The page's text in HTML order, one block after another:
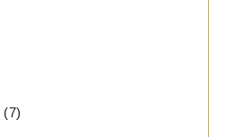
(7)